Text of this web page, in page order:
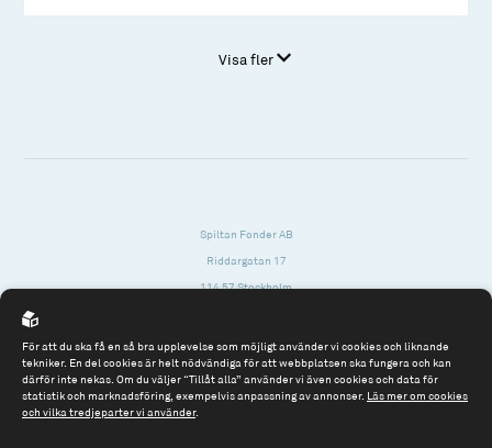
Visa fler
Spiltan Fonder AB
Riddargatan 17
114 57 Stockholm
Tel: 08 - 545 813 40
fonder@spiltanfonder.se
För att du ska få en så bra upplevelse som möjligt använder vi cookies och liknande
tekniker. En del cookies är helt nödvändiga för att webbplatsen ska fungera och kan
därför inte nekas. Om du väljer “Tillåt alla” använder vi även cookies och data för
statistik och marknadsföring, exempelvis anpassning av annonser. Läs mer om cookies
och vilka tredjeparter vi använder.